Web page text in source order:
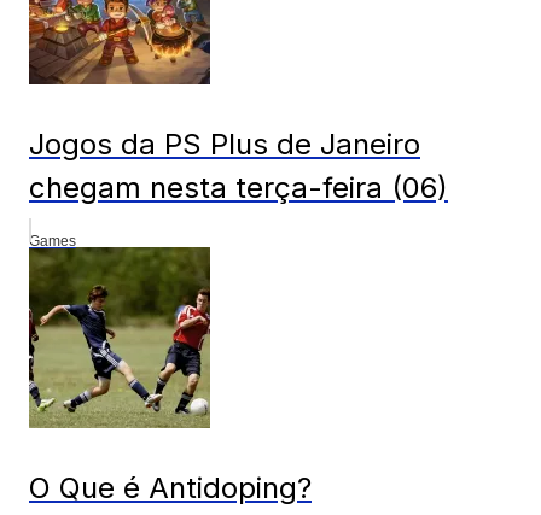
Jogos da PS Plus de Janeiro
chegam nesta terça-feira (06)
Games
O Que é Antidoping?